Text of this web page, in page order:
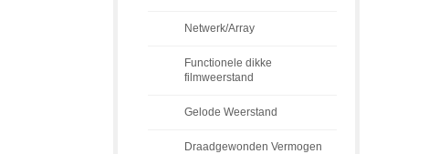
Netwerk/Array
Functionele dikke
filmweerstand
Gelode Weerstand
Draadgewonden Vermogen